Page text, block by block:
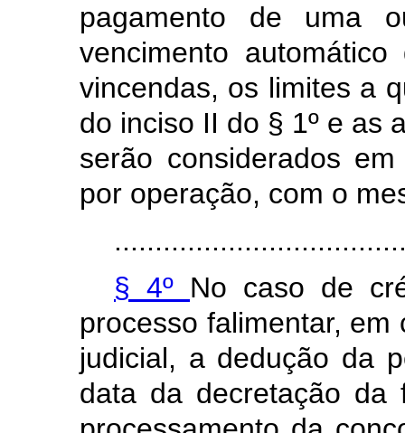
pagamento de uma
vencimento
vincendas, os limites a
do inciso II do § 1º e as
serão considerados
por operação, com o
§ 4º No caso de
processo falimentar,
judicial, a dedução da
data da decretação da